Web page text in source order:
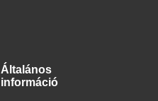
Általános
információ